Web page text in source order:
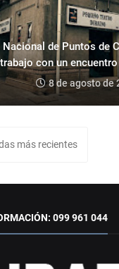
Nacional de Puntos de
trabajo con un
8 de agosto de
más recientes
099 961 044